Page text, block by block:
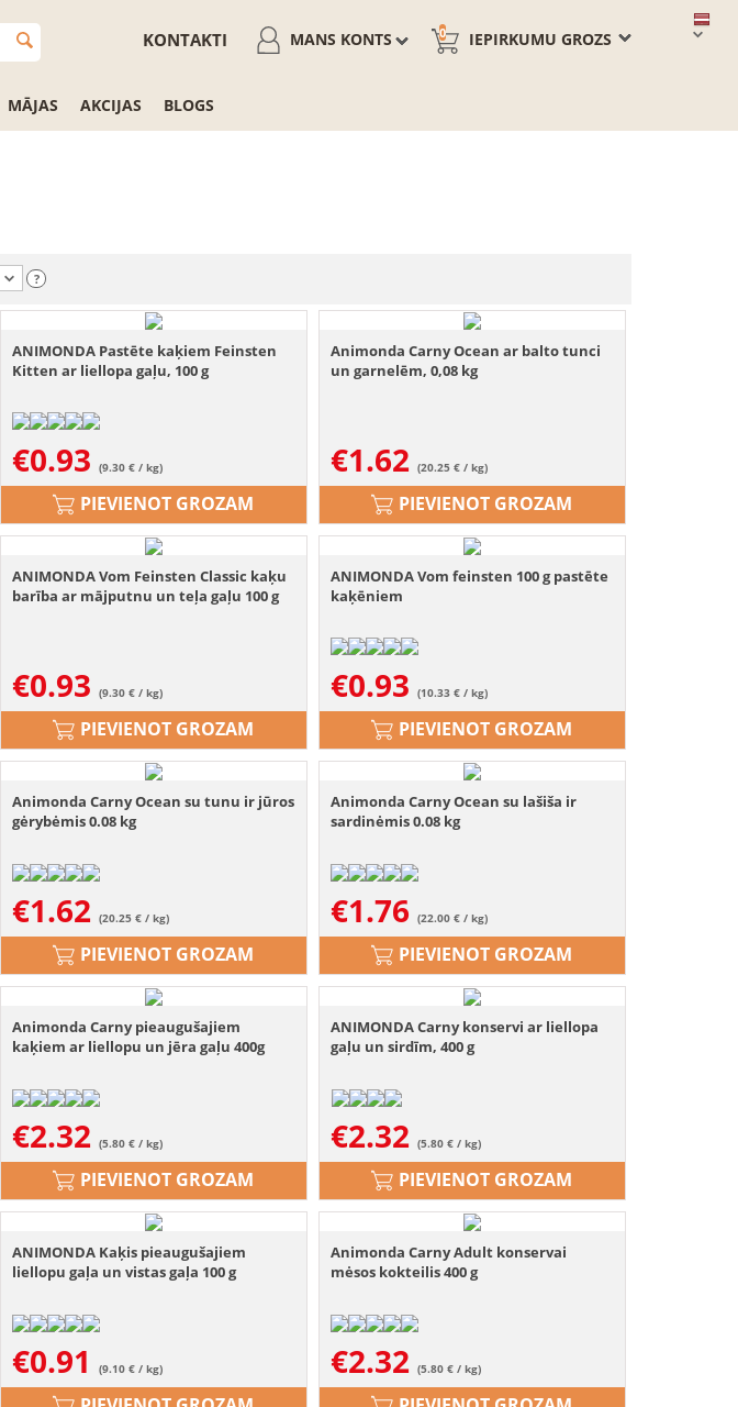
IEPIRKUMU GROZS
0
MANS KONTS
KONTAKTI
MĀJAS AKCIJAS BLOGS
?
ANIMONDA Pastēte kaķiem Feinsten
Kitten ar liellopa gaļu, 100 g
€0.93 (9.30 € / kg)
PIEVIENOT GROZAM
Animonda Carny Ocean ar balto tunci
un garnelēm, 0,08 kg
€1.62 (20.25 € / kg)
PIEVIENOT GROZAM
ANIMONDA Vom Feinsten Classic kaķu
barība ar mājputnu un teļa gaļu 100 g
€0.93 (9.30 € / kg)
PIEVIENOT GROZAM
ANIMONDA Vom feinsten 100 g pastēte
kaķēniem
€0.93 (10.33 € / kg)
PIEVIENOT GROZAM
Animonda Carny Ocean su tunu ir jūros
gėrybėmis 0.08 kg
€1.62 (20.25 € / kg)
PIEVIENOT GROZAM
Animonda Carny Ocean su lašiša ir
sardinėmis 0.08 kg
€1.76 (22.00 € / kg)
PIEVIENOT GROZAM
Animonda Carny pieaugušajiem
kaķiem ar liellopu un jēra gaļu 400g
€2.32 (5.80 € / kg)
PIEVIENOT GROZAM
ANIMONDA Carny konservi ar liellopa
gaļu un sirdīm, 400 g
€2.32 (5.80 € / kg)
PIEVIENOT GROZAM
ANIMONDA Kaķis pieaugušajiem
liellopu gaļa un vistas gaļa 100 g
€0.91 (9.10 € / kg)
Animonda Carny Adult konservai
mėsos kokteilis 400 g
€2.32 (5.80 € / kg)